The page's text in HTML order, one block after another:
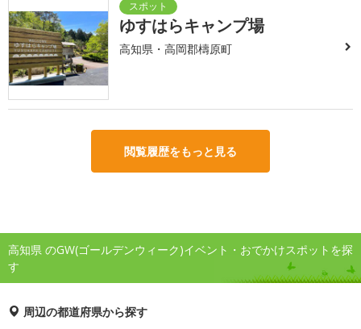
ゆすはらキャンプ場
高知県・高岡郡檮原町
閲覧履歴をもっと見る
高知県 のGW(ゴールデンウィーク)イベント・おでかけスポットを探
す
周辺の都道府県から探す